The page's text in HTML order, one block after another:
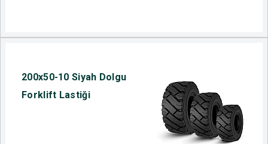
200x50-10 Siyah Dolgu
Forklift Lastiği